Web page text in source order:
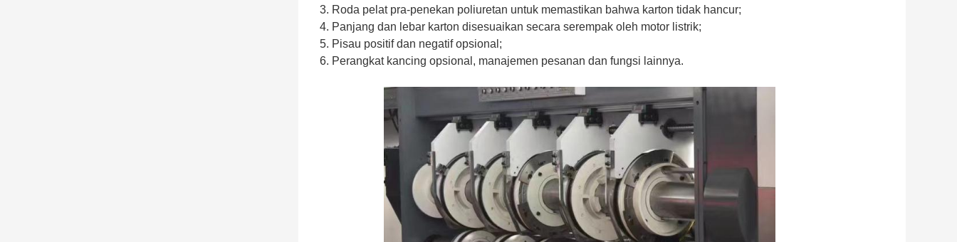
3. Roda pelat pra-penekan poliuretan untuk memastikan bahwa karton tidak hancur;
4. Panjang dan lebar karton disesuaikan secara serempak oleh motor listrik;
5. Pisau positif dan negatif opsional;
6. Perangkat kancing opsional, manajemen pesanan dan fungsi lainnya.